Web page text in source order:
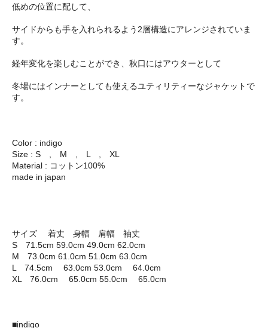
低めの位置に配して、
サイドからも手を入れられるよう2層構造にアレンジされていま
す。
経年変化を楽しむことができ、秋口にはアウターとして
冬場にはインナーとしても使えるユティリティーなジャケットで
す。
Color : indigo
Size : S , M , L , XL
Material : コットン100%
made in japan
サイズ 着丈 身幅 肩幅 袖丈
S 71.5cm 59.0cm 49.0cm 62.0cm
M 73.0cm 61.0cm 51.0cm 63.0cm
L 74.5cm 63.0cm 53.0cm 64.0cm
XL 76.0cm 65.0cm 55.0cm 65.0cm
■indigo